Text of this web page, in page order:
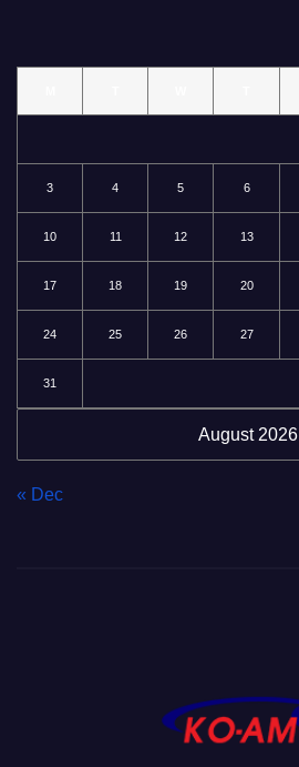
August 2026
3 4 5 6
10 11 12 13
17 18 19 20
24 25 26 27
31
« Dec